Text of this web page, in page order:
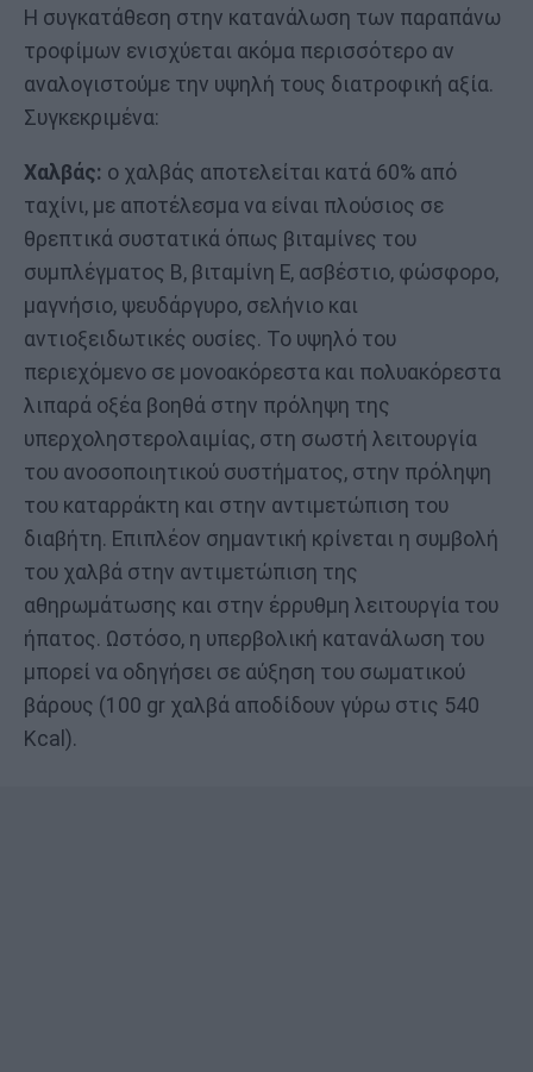
Η συγκατάθεση στην κατανάλωση των παραπάνω
τροφίμων ενισχύεται ακόμα περισσότερο αν
αναλογιστούμε την υψηλή τους διατροφική αξία.
Συγκεκριμένα:
Χαλβάς: ο χαλβάς αποτελείται κατά 60% από
ταχίνι, με αποτέλεσμα να είναι πλούσιος σε
θρεπτικά συστατικά όπως βιταμίνες του
συμπλέγματος Β, βιταμίνη Ε, ασβέστιο, φώσφορο,
μαγνήσιο, ψευδάργυρο, σελήνιο και
αντιοξειδωτικές ουσίες. Το υψηλό του
περιεχόμενο σε μονοακόρεστα και πολυακόρεστα
λιπαρά οξέα βοηθά στην πρόληψη της
υπερχοληστερολαιμίας, στη σωστή λειτουργία
του ανοσοποιητικού συστήματος, στην πρόληψη
του καταρράκτη και στην αντιμετώπιση του
διαβήτη. Επιπλέον σημαντική κρίνεται η συμβολή
του χαλβά στην αντιμετώπιση της
αθηρωμάτωσης και στην έρρυθμη λειτουργία του
ήπατος. Ωστόσο, η υπερβολική κατανάλωση του
μπορεί να οδηγήσει σε αύξηση του σωματικού
βάρους (100 gr χαλβά αποδίδουν γύρω στις 540
Kcal).